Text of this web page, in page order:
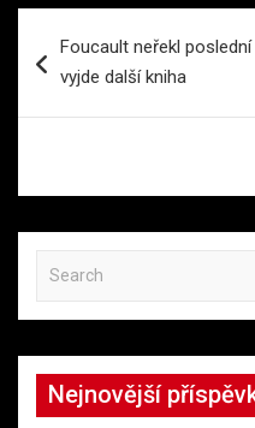
proFoucault neřekl
vyjde další kniha
a
r
h
Nejnovější